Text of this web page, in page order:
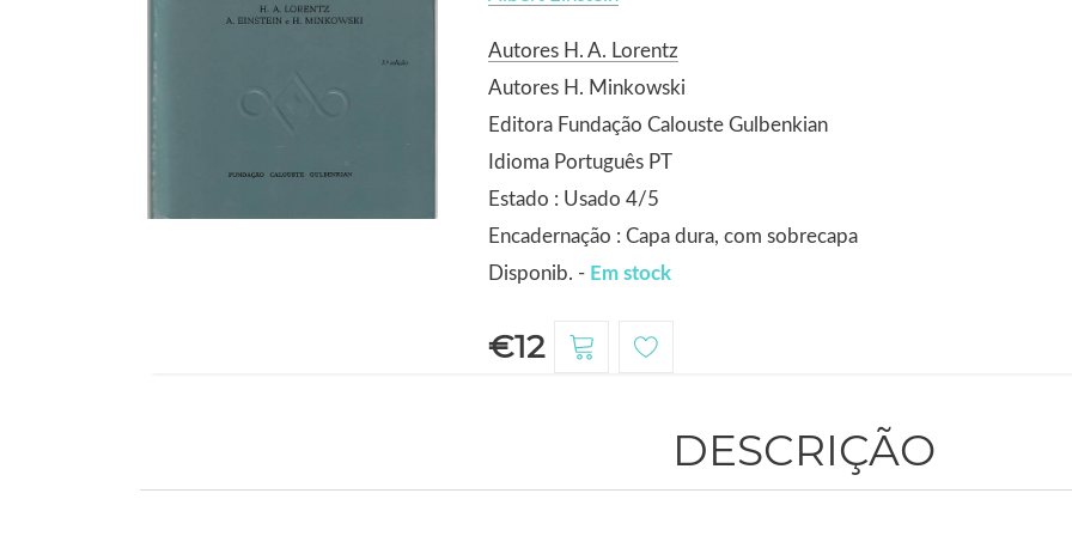
Autores H. A. Lorentz
Autores H. Minkowski
Editora Fundação Calouste Gulbenkian
Idioma Português PT
Estado : Usado 4/5
Encadernação : Capa dura, com sobrecapa
Disponib. - Em stock
€12
DESCRIÇÃO